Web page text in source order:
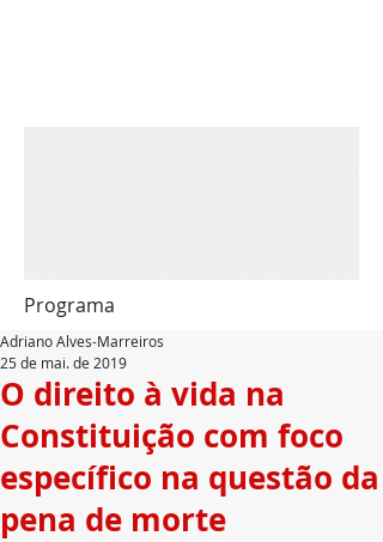
Programa
O direito à vida na
Constituição com foco
específico na questão da
pena de morte
Adriano Alves-Marreiros
25 de mai. de 2019